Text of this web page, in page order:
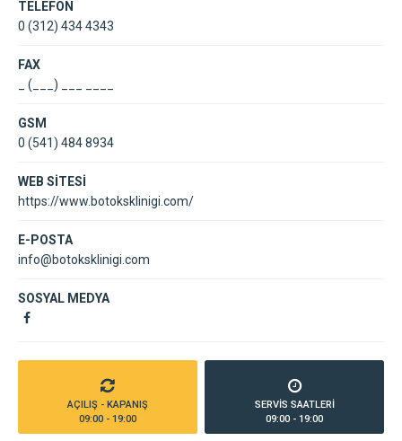
TELEFON
0 (312) 434 4343
FAX
_ (___) ___ ____
GSM
0 (541) 484 8934
WEB SİTESİ
https://www.botoksklinigi.com/
E-POSTA
info@botoksklinigi.com
SOSYAL MEDYA
AÇILIŞ - KAPANIŞ
09:00 - 19:00
SERVİS SAATLERİ
09:00 - 19:00